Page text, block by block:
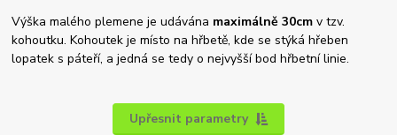
Výška malého plemene je udávána maximálně 30cm v tzv.
kohoutku. Kohoutek je místo na hřbetě, kde se stýká hřeben
lopatek s páteří, a jedná se tedy o nejvyšší bod hřbetní linie.
Upřesnit parametry